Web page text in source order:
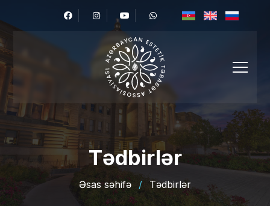
Tədbirlər
Əsas səhifə / Tədbirlər